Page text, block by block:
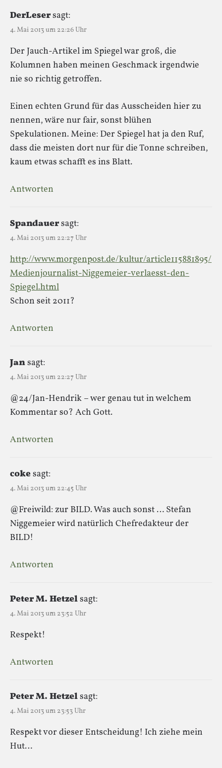
DerLesersagt:
4. Mai 2013 um 22:26 Uhr
Der Jauch-Artikel im Spiegel war groß, die
Kolumnen haben meinen Geschmack irgendwie
nie so richtig getroffen.
Einen echten Grund für das Ausscheiden hier zu
nennen, wäre nur fair, sonst blühen
Spekulationen. Meine: Der Spiegel hat ja den Ruf,
dass die meisten dort nur für die Tonne schreiben,
kaum etwas schafft es ins Blatt.
Antworten
Spandauersagt:
4. Mai 2013 um 22:27 Uhr
http://www.morgenpost.de/kultur/article115881895/
Medienjournalist-Niggemeier-verlaesst-den-
Spiegel.html
Schon seit 2011?
Antworten
Jansagt:
4. Mai 2013 um 22:27 Uhr
@24/Jan-Hendrik – wer genau tut in welchem
Kommentar so? Ach Gott.
Antworten
cokesagt:
4. Mai 2013 um 22:45 Uhr
@Freiwild: zur BILD. Was auch sonst … Stefan
Niggemeier wird natürlich Chefredakteur der
BILD!
Antworten
Peter M. Hetzelsagt:
4. Mai 2013 um 23:52 Uhr
Respekt!
Antworten
Peter M. Hetzelsagt:
4. Mai 2013 um 23:53 Uhr
Respekt vor dieser Entscheidung! Ich ziehe mein
Hut…